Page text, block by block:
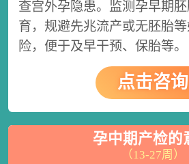
查宫外孕隐患。监测孕早期
育，规避先兆流产或无胚胎
险，便于及早干预、保胎等。
点击咨询
孕中期产检的
（13-27周）